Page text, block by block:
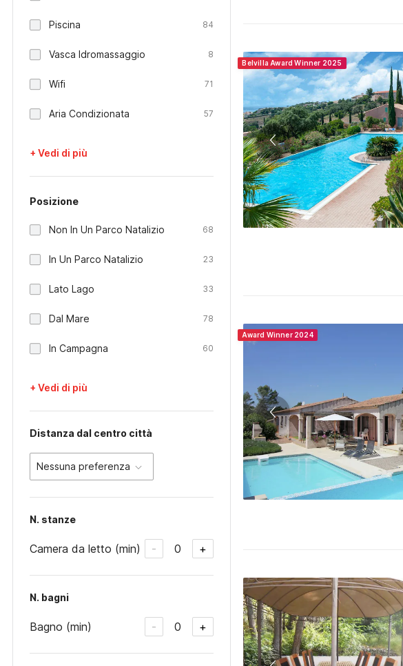
Piscina 84
Vasca Idromassaggio 8
Wifi 71
Aria Condizionata 57
+ Vedi di più
Posizione
Non In Un Parco Natalizio 68
In Un Parco Natalizio 23
Lato Lago 33
Dal Mare 78
In Campagna 60
+ Vedi di più
Distanza dal centro città
Nessuna preferenza
N. stanze
Camera da letto (min) - 0 +
N. bagni
Bagno (min) - 0 +
Belvilla Award Winner 2025
Award Winner 2024